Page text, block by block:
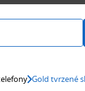
Gold tvrzené